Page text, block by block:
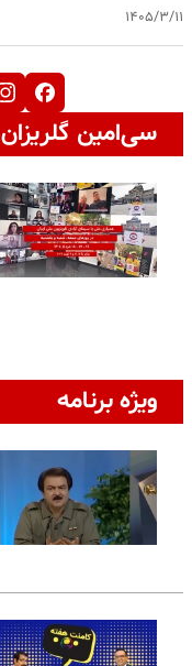
۱۴۰۵/۳/۱۱
سی‌امین
ویژه برنامه